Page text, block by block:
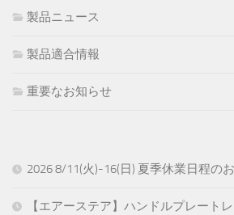
製品ニュース
製品適合情報
重要なお知らせ
2026 8/11(火)-16(日) 夏季休業日程の
【エアーステア】ハンドルプレート